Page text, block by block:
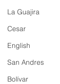
La Guajira
Cesar
English
San Andres
Bolívar